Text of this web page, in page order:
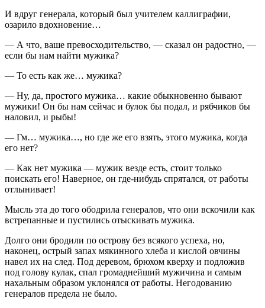
И вдруг генерала, который был учителем каллиграфии,
озарило вдохновение…
— А что, ваше превосходительство, — сказал он радостно, —
если бы нам найти мужика?
— То есть как же… мужика?
— Ну, да, простого мужика… какие обыкновенно бывают
мужики! Он бы нам сейчас и булок бы подал, и рябчиков бы
наловил, и рыбы!
— Гм… мужика…, но где же его взять, этого мужика, когда
его нет?
— Как нет мужика — мужик везде есть, стоит только
поискать его! Наверное, он где-нибудь спрятался, от работы
отлынивает!
Мысль эта до того ободрила генералов, что они вскочили как
встрепанные и пустились отыскивать мужика.
Долго они бродили по острову без всякого успеха, но,
наконец, острый запах мякинного хлеба и кислой овчины
навел их на след. Под деревом, брюхом кверху и подложив
под голову кулак, спал громаднейший мужичина и самым
нахальным образом уклонялся от работы. Негодованию
генералов предела не было.